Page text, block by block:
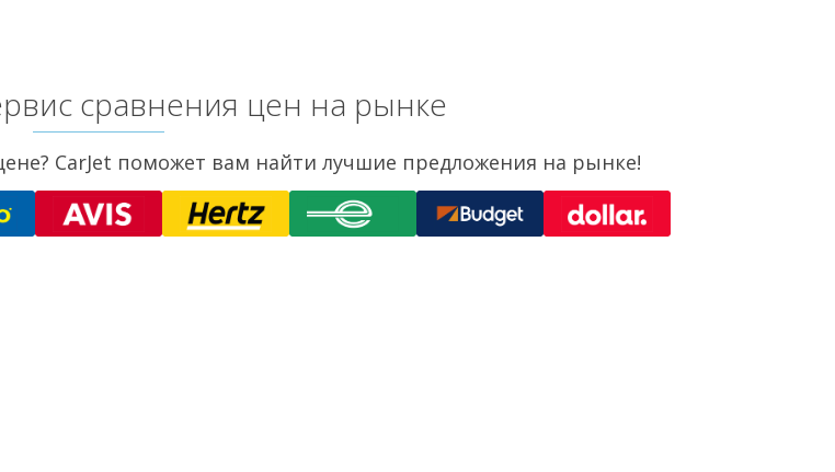
сравнения цен на рынке
CarJet поможет вам найти лучшие предложения на рынке!